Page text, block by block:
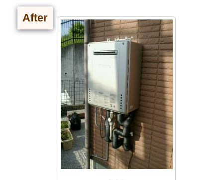
After